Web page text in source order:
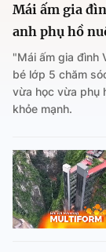
Mái ấm gia
anh phụ hồ
"Mái ấm gia đình
bé lớp 5 chăm
vừa học vừa phụ
khỏe mạnh.